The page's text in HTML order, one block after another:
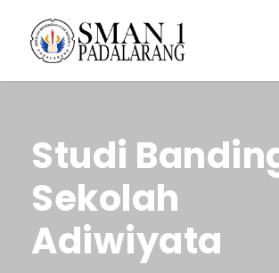
Studi
Sekolah
Adiwiyata